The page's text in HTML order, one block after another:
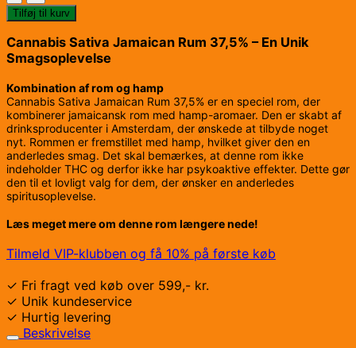
Sativa
Jamaican
Rum
37,5%
Tilføj til kurv
Cannabis Sativa Jamaican Rum 37,5% – En Unik
Smagsoplevelse
Kombination af rom og hamp
Cannabis Sativa Jamaican Rum 37,5% er en speciel rom, der
kombinerer jamaicansk rom med hamp-aromaer. Den er skabt af
drinksproducenter i Amsterdam, der ønskede at tilbyde noget
nyt. Rommen er fremstillet med hamp, hvilket giver den en
anderledes smag. Det skal bemærkes, at denne rom ikke
indeholder THC og derfor ikke har psykoaktive effekter. Dette gør
den til et lovligt valg for dem, der ønsker en anderledes
spiritusoplevelse.
Læs meget mere om denne rom længere nede!
Tilmeld VIP-klubben og få 10% på første køb
✓ Fri fragt ved køb over 599,- kr.
✓ Unik kundeservice
✓ Hurtig levering
Beskrivelse